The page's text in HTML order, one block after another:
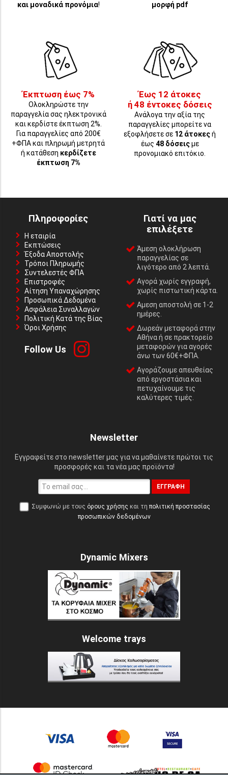
και μοναδικά προνόμια!
μορφή pdf
Έκπτωση έως 7%
Ολοκληρώστε την
παραγγελία σας ηλεκτρονικά
και κερδίστε έκπτωση 2%.
Για παραγγελίες από 200€
+ΦΠΑ και πληρωμή μετρητά
ή κατάθεση κερδίζετε
έκπτωση 7%
Έως 12 άτοκες
ή 48 έντοκες δόσεις
Ανάλογα την αξία της
παραγγελίες μπορείτε να
εξοφλήσετε σε 12 άτοκεςή
έως 48 δόσειςμε
προνομιακό επιτόκιο.
Πληροφορίες
Η εταιρία
Εκπτώσεις
Έξοδα Αποστολής
Τρόποι Πληρωμής
Συντελεστές ΦΠΑ
Επιστροφές
Αίτηση Υπαναχώρησης
Προσωπικά Δεδομένα
Ασφάλεια Συναλλαγών
Πολιτική Κατά της Βίας
Όροι Χρήσης
Follow Us
Γιατί να μας
επιλέξετε
Άμεση ολοκλήρωση
παραγγελίας σε
λιγότερο από 2 λεπτά.
Αγορά χωρίς εγγραφή,
χωρίς πιστωτική κάρτα.
Αμεση αποστολή σε 1-2
ημέρες.
Δωρεάν μεταφορά στην
Αθήνα ή σε πρακτορείο
μεταφορών για αγορές
άνω των 60€+ΦΠΑ.
Αγοράζουμε απευθείας
από εργοστάσια και
πετυχαίνουμε τις
καλύτερες τιμές.
Newsletter
Εγγραφείτε στο newsletter μας για να μαθαίνετε πρώτοι τις
προσφορές και τα νέα μας προϊόντα!
ΕΓΓΡΑΦΉ
Συμφωνώ με τους όρους χρήσης και τη πολιτική προστασίας
προσωπικών δεδομένων
Dynamic Mixers
Welcome trays